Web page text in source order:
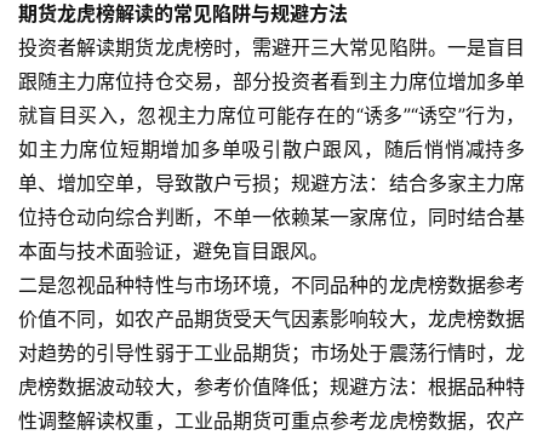
门
期
货
行
情
黄
金
期
货
期货龙虎榜解读的常见陷阱与规避方法
投资者解读期货龙虎榜时，需避开三大常见陷阱。一是盲目
跟随主力席位持仓交易，部分投资者看到主力席位增加多单
就盲目买入，忽视主力席位可能存在的“诱多”“诱空”行为，
如主力席位短期增加多单吸引散户跟风，随后悄悄减持多
单、增加空单，导致散户亏损；规避方法：结合多家主力席
位持仓动向综合判断，不单一依赖某一家席位，同时结合基
本面与技术面验证，避免盲目跟风。
二是忽视品种特性与市场环境，不同品种的龙虎榜数据参考
价值不同，如农产品期货受天气因素影响较大，龙虎榜数据
对趋势的引导性弱于工业品期货；市场处于震荡行情时，龙
虎榜数据波动较大，参考价值降低；规避方法：根据品种特
性调整解读权重，工业品期货可重点参考龙虎榜数据，农产